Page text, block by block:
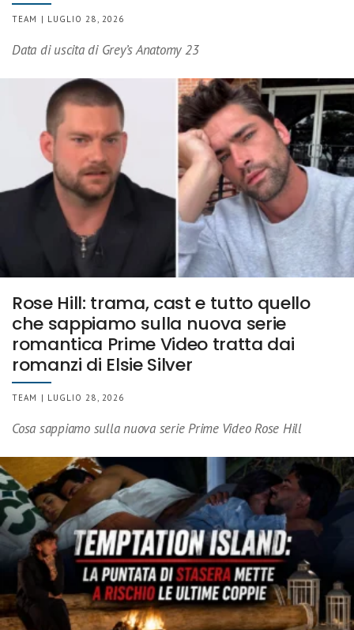
TEAM | LUGLIO 28, 2026
Data di uscita di Grey’s Anatomy 23
Rose Hill: trama, cast e tutto quello
che sappiamo sulla nuova serie
romantica Prime Video tratta dai
romanzi di Elsie Silver
TEAM | LUGLIO 28, 2026
Cosa sappiamo sulla nuova serie Prime Video Rose Hill